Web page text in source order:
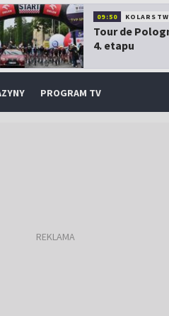
09:50
Tour de
4. etapu
PROGRAM TV